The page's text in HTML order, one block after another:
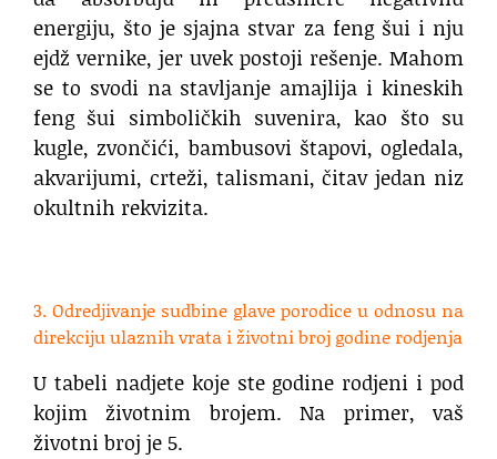
energiju, što je sjajna stvar za feng šui i nju
ejdž vernike, jer uvek postoji rešenje. Mahom
se to svodi na stavljanje amajlija i kineskih
feng šui simboličkih suvenira, kao što su
kugle, zvončići, bambusovi štapovi, ogledala,
akvarijumi, crteži, talismani, čitav jedan niz
okultnih rekvizita.
3. Odredjivanje sudbine glave porodice u odnosu na
direkciju ulaznih vrata i životni broj godine rodjenja
U tabeli nadjete koje ste godine rodjeni i pod
kojim životnim brojem. Na primer, vaš
životni broj je 5.